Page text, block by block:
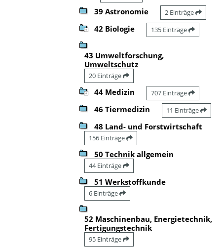
39 Astronomie 2 Einträge
42 Biologie 135 Einträge
43 Umweltforschung,
Umweltschutz
20 Einträge
44 Medizin 707 Einträge
46 Tiermedizin 11 Einträge
48 Land- und Forstwirtschaft
156 Einträge
50 Technik allgemein
44 Einträge
51 Werkstoffkunde
6 Einträge
52 Maschinenbau, Energietechnik,
Fertigungstechnik
95 Einträge